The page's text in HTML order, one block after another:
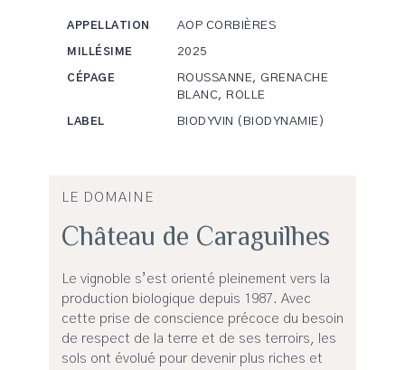
APPELLATION AOP CORBIÈRES
MILLÉSIME 2025
CÉPAGE
ROUSSANNE, GRENACHE
BLANC, ROLLE
LABEL BIODYVIN (BIODYNAMIE)
LE DOMAINE
Château de Caraguilhes
Le vignoble s’est orienté pleinement vers la
production biologique depuis 1987. Avec
cette prise de conscience précoce du besoin
de respect de la terre et de ses terroirs, les
sols ont évolué pour devenir plus riches et